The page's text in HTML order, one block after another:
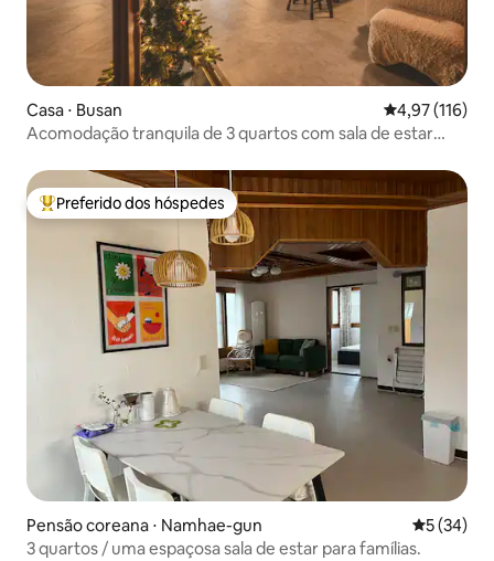
Casa ⋅ Busan 4,97 de uma
4,97 (116)
Acomodação tranquila de 3 quartos com sala de estar
de Busan, para até 8 pessoas
Entre os melhores preferidos dos hóspedes
Preferido dos hóspedes
Pensão coreana ⋅ Namhae-gun 5 de uma
5 (34)
3 quartos / uma espaçosa sala de estar para famílias.